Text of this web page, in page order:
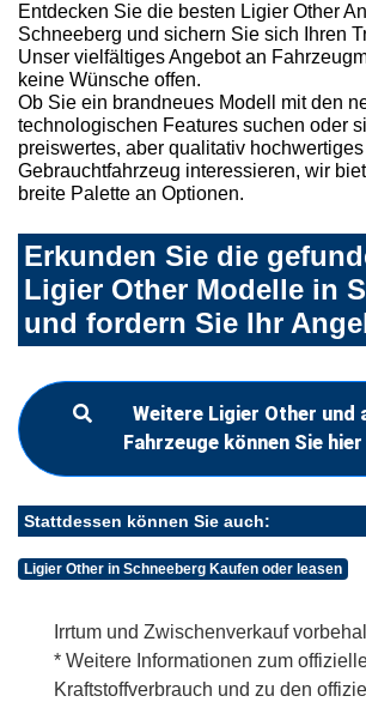
Entdecken Sie die besten Ligier Other
Schneeberg und sichern Sie sich Ihren
Unser vielfältiges Angebot an
keine Wünsche offen.
Ob Sie ein brandneues Modell mit den
technologischen Features suchen oder
preiswertes, aber qualitativ hochwertiges
Gebrauchtfahrzeug interessieren, wir
breite Palette an Optionen.
Erkunden Sie die
Ligier Other Modelle in
und fordern Sie Ihr
Weitere Ligier Other und
Fahrzeuge können Sie
Stattdessen können Sie auch:
Ligier Other in Schneeberg Kaufen oder leasen
Irrtum und Zwischenverkauf
* Weitere Informationen zum
Kraftstoffverbrauch und zu den